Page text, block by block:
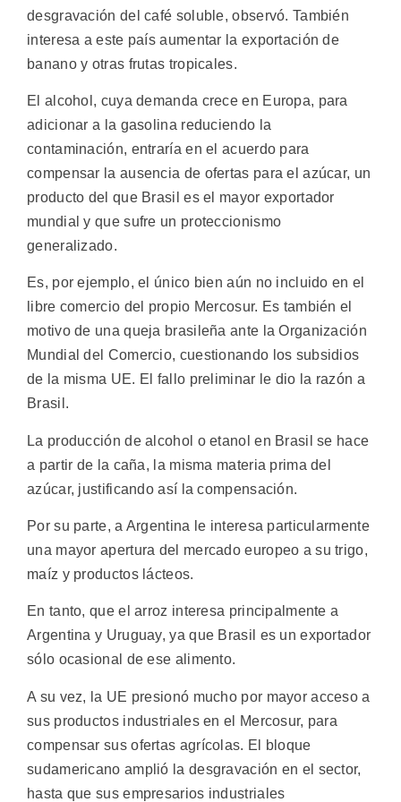
desgravación del café soluble, observó. También
interesa a este país aumentar la exportación de
banano y otras frutas tropicales.
El alcohol, cuya demanda crece en Europa, para
adicionar a la gasolina reduciendo la
contaminación, entraría en el acuerdo para
compensar la ausencia de ofertas para el azúcar, un
producto del que Brasil es el mayor exportador
mundial y que sufre un proteccionismo
generalizado.
Es, por ejemplo, el único bien aún no incluido en el
libre comercio del propio Mercosur. Es también el
motivo de una queja brasileña ante la Organización
Mundial del Comercio, cuestionando los subsidios
de la misma UE. El fallo preliminar le dio la razón a
Brasil.
La producción de alcohol o etanol en Brasil se hace
a partir de la caña, la misma materia prima del
azúcar, justificando así la compensación.
Por su parte, a Argentina le interesa particularmente
una mayor apertura del mercado europeo a su trigo,
maíz y productos lácteos.
En tanto, que el arroz interesa principalmente a
Argentina y Uruguay, ya que Brasil es un exportador
sólo ocasional de ese alimento.
A su vez, la UE presionó mucho por mayor acceso a
sus productos industriales en el Mercosur, para
compensar sus ofertas agrícolas. El bloque
sudamericano amplió la desgravación en el sector,
hasta que sus empresarios industriales